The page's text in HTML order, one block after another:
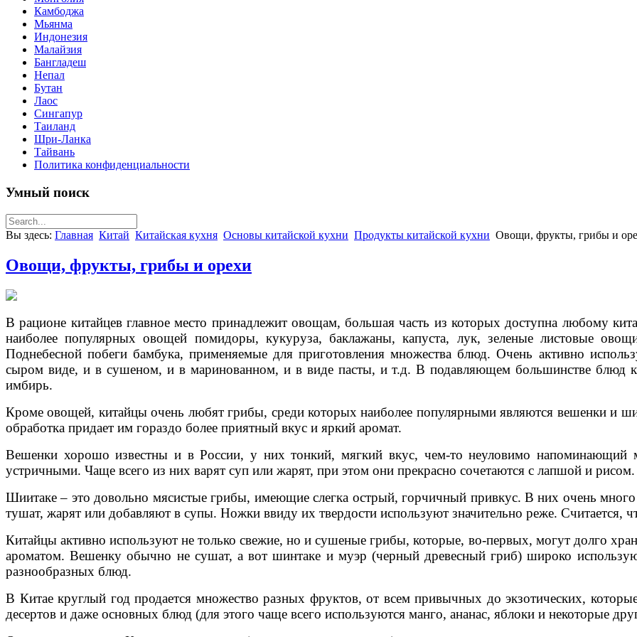
Камбоджа
Мьянма
Индонезия
Малайзия
Бангладеш
Непал
Бутан
Лаос
Сингапур
Таиланд
Шри-Ланка
Тайвань
Политика конфиденциальности
Умный поиск
Вы здесь: Главная Китай Китайская кухня Основы китайской кухни Продукты китайской кухни Овощи, фрукты, грибы и
Овощи, фрукты, грибы и орехи
В рационе китайцев главное место принадлежит овощам, большая часть из которых доступна любому
наиболее популярных овощей помидоры, кукуруза, баклажаны, капуста, лук, зеленые листовые
Поднебесной побеги бамбука, применяемые для приготовления множества блюд. Очень активно
сыром виде, и в сушеном, и в маринованном, и в виде пасты, и т.д. В подавляющем большинстве блюд
имбирь.
Кроме овощей, китайцы очень любят грибы, среди которых наиболее популярными являются вешенки и
обработка придает им гораздо более приятный вкус и яркий аромат.
Вешенки хорошо известны и в России, у них тонкий, мягкий вкус, чем-то неуловимо напоминающий
устричными. Чаще всего из них варят суп или жарят, при этом они прекрасно сочетаются с лапшой и рисом.
Шиитаке – это довольно мясистые грибы, имеющие слегка острый, горчичный привкус. В них очень
тушат, жарят или добавляют в супы. Ножки ввиду их твердости используют значительно реже. Считается,
Китайцы активно используют не только свежие, но и сушеные грибы, которые, во-первых, могут долго
ароматом. Вешенку обычно не сушат, а вот шинтаке и муэр (черный древесный гриб) широко
разнообразных блюд.
В Китае круглый год продается множество разных фруктов, от всем привычных до экзотических,
десертов и даже основных блюд (для этого чаще всего используются манго, ананас, яблоки и некоторые